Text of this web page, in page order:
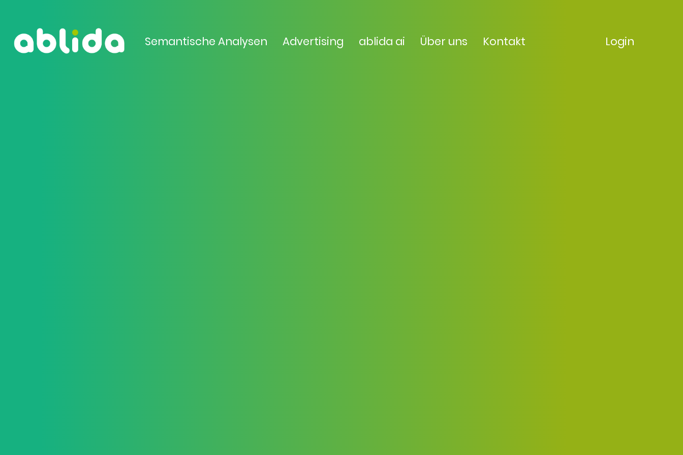
Semantische Analysen Advertising ablida ai Über uns Kontakt Login